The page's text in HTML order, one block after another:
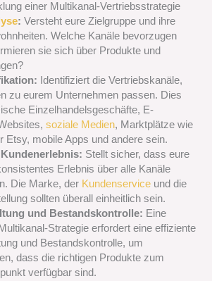
einer Multikanal-Vertriebsstrategie
: Versteht eure Zielgruppe und ihre
Welche Kanäle bevorzugen
sie sich über Produkte und
Identifiziert die Vertriebskanäle,
zu eurem Unternehmen passen. Dies
Einzelhandelsgeschäfte, E-
soziale Medien, Marktplätze wie
Etsy, mobile Apps und andere sein.
Stellt sicher, dass eure
Erlebnis über alle Kanäle
Die Marke, der Kundenserviceund die
sollten überall einheitlich sein.
und Bestandskontrolle: Eine
Strategie erfordert eine effiziente
und Bestandskontrolle, um
dass die richtigen Produkte zum
verfügbar sind.